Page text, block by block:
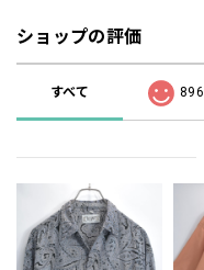
ショップの評価
すべて 896